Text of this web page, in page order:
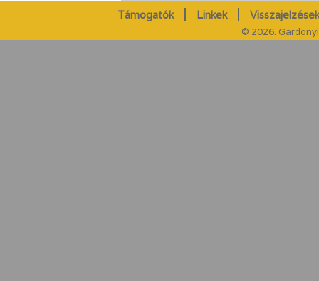
Támogatók Linkek
© 2026.